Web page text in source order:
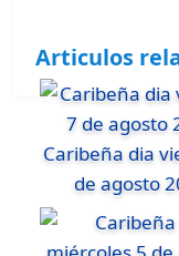
Articulos
Caribeña dia
de agosto